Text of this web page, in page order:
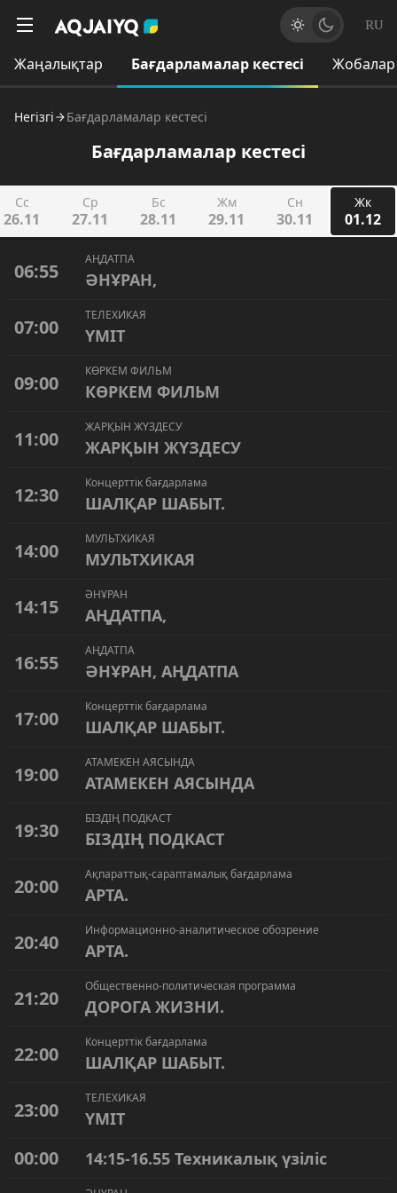
RU
Жаңалықтар Бағдарламалар кестесі Жобалар
Негізгі Бағдарламалар кестесі
Бағдарламалар кестесі
Сс
26.11
Ср
27.11
Бс
28.11
Жм
29.11
Сн
30.11
Жк
01.12
06:55
АҢДАТПА
ӘНҰРАН,
07:00
ТЕЛЕХИКАЯ
ҮМІТ
09:00
КӨРКЕМ ФИЛЬМ
КӨРКЕМ ФИЛЬМ
11:00
ЖАРҚЫН ЖҮЗДЕСУ
ЖАРҚЫН ЖҮЗДЕСУ
12:30
Концерттік бағдарлама
ШАЛҚАР ШАБЫТ.
14:00
МУЛЬТХИКАЯ
МУЛЬТХИКАЯ
14:15
ӘНҰРАН
АҢДАТПА,
16:55
АҢДАТПА
ӘНҰРАН, АҢДАТПА
17:00
Концерттік бағдарлама
ШАЛҚАР ШАБЫТ.
19:00
АТАМЕКЕН АЯСЫНДА
АТАМЕКЕН АЯСЫНДА
19:30
БІЗДІҢ ПОДКАСТ
БІЗДІҢ ПОДКАСТ
20:00
Ақпараттық-сараптамалық бағдарлама
APTA.
20:40
Информационно-аналитическое обозрение
APTA.
21:20
Общественно-политическая программа
ДОРОГА ЖИЗНИ.
22:00
Концерттік бағдарлама
ШАЛҚАР ШАБЫТ.
23:00
ТЕЛЕХИКАЯ
ҮМІТ
00:00 14:15-16.55 Техникалық үзіліс